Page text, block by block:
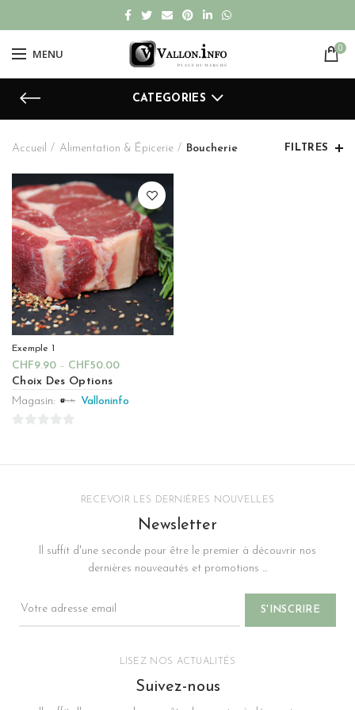
MENU 0
CATEGORIES
Accueil Alimentation & Épicerie Boucherie FILTRES
Exemple 1
CHF9.90 – CHF50.00
Choix Des Options
Magasin:
Valloninfo
RECEVOIR LES DERNIÈRES NOUVELLES
Newsletter
Il suffit d'une seconde pour être le premier à découvrir nos
dernières nouveautés et promotions ...
LISEZ NOS ACTUALITÉS
Suivez-nous